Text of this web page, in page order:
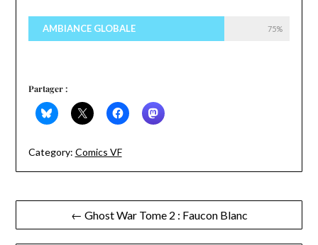
AMBIANCE GLOBALE 75%
Partager :
Category: Comics VF
Navigation
de
← Ghost War Tome 2 : Faucon Blanc